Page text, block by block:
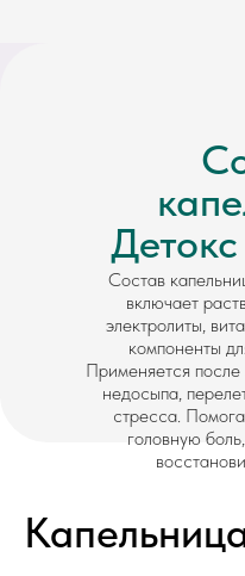
Состав
включает
электролиты,
компоненты
Применяется после
недосыпа,
стресса.
головную